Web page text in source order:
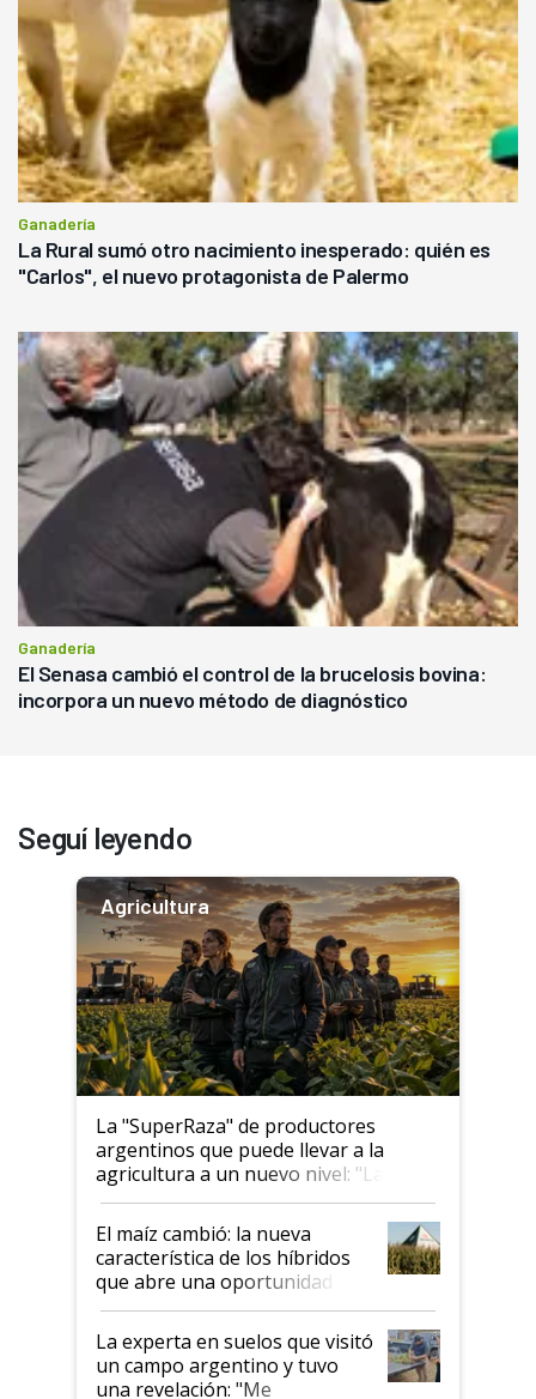
Ganadería
La Rural sumó otro nacimiento inesperado: quién es
"Carlos", el nuevo protagonista de Palermo
Ganadería
El Senasa cambió el control de la brucelosis bovina:
incorpora un nuevo método de diagnóstico
Seguí leyendo
Agricultura
La "SuperRaza" de productores
argentinos que puede llevar a la
agricultura a un nuevo nivel: "Las
posibilidades de crecimiento son
infinitas"
El maíz cambió: la nueva
característica de los híbridos
que abre una oportunidad en
el lote
La experta en suelos que visitó
un campo argentino y tuvo
una revelación: "Me